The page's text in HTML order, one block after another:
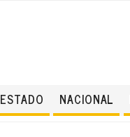
ESTADO NACIONAL